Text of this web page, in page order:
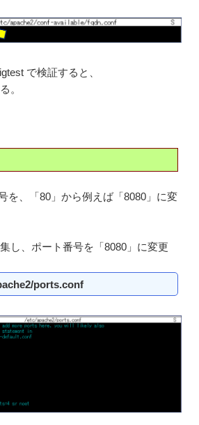
で検証すると、
。
を、「80」から例えば「8080」に変
集し、ポート番号を「8080」に変更
ports.conf